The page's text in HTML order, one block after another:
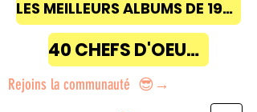
LES MEILLEURS ALBUMS DE 1968 à 2018
40 CHEFS D'OEUVRE
Rejoins la communauté 😎→